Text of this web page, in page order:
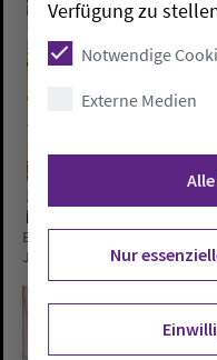
Einführung von Kreispfarrer
Johannes-Kirche in Bad
Verfügung zu
Notwendige
Externe Medien
Nur